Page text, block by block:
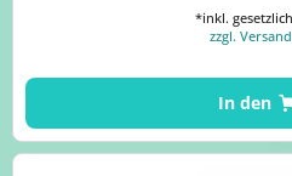
*inkl.
zzgl.
In den